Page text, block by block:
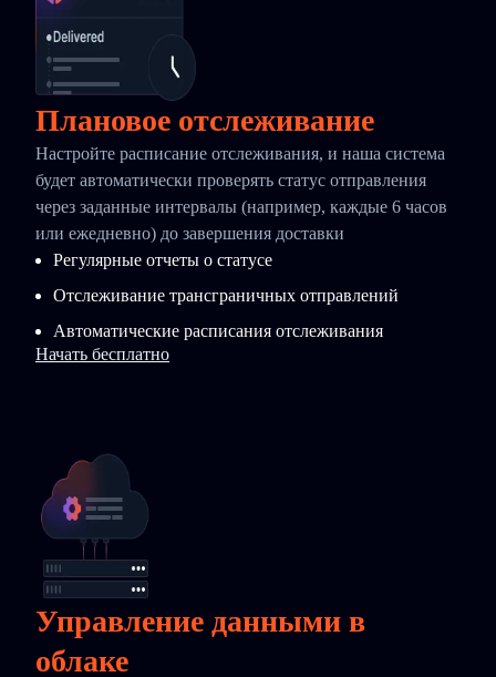
Плановое отслеживание
Настройте расписание отслеживания, и наша система
будет автоматически проверять статус отправления
через заданные интервалы (например, каждые 6 часов
или ежедневно) до завершения доставки
Регулярные отчеты о статусе
Отслеживание трансграничных отправлений
Автоматические расписания отслеживания
Начать бесплатно
Управление данными в
облаке